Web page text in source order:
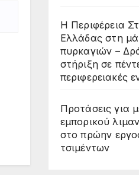
Η Περιφέρεια
Ελλάδας στη
πυρκαγιών –
στήριξη σε
περιφερειακές
Προτάσεις για
εμπορικού
στο πρώην
τσιμέντων